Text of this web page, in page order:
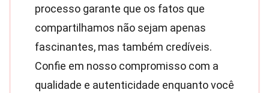
processo garante que os fatos que
compartilhamos não sejam apenas
fascinantes, mas também credíveis.
Confie em nosso compromisso com a
qualidade e autenticidade enquanto você